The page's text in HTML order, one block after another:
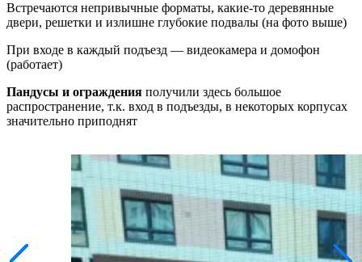
Встречаются непривычные форматы, какие-то деревянные
двери, решетки и излишне глубокие подвалы (на фото выше)
При входе в каждый подъезд — видеокамера и домофон
(работает)
Пандусы и ограждения получили здесь большое
распространение, т.к. вход в подъезды, в некоторых корпусах
значительно приподнят